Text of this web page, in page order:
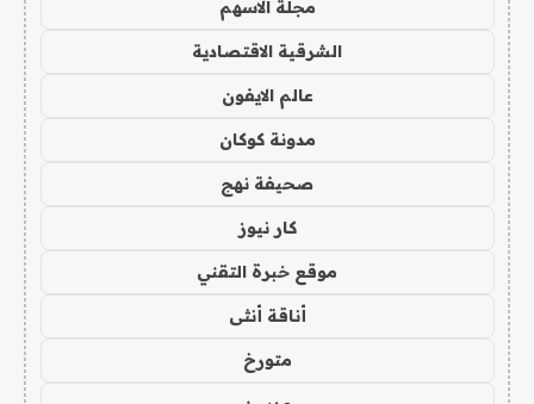
مجلة الاسهم
الشرقية الاقتصادية
عالم الايفون
مدونة كوكان
صحيفة نهج
كار نيوز
موقع خبرة التقني
أناقة أنثى
متورخ